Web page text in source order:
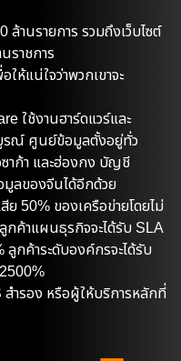
านรายการ รวมถึงเว็บไซต์
ราชการ
ห้แน่ใจว่าพวกเขาจะ
ใช้งานฮาร์ดแวร์และ
รณ์ ศูนย์ข้อมูลตั้งอยู่ทั่ว
ซาก้า และฮ่องกง บัญชี
ลของจีนได้อีกด้วย
50% ของเครือข่ายโดยไม่
กค้าแผนธุรกิจจะได้รับ SLA
กค้าระดับองค์กรจะได้รับ
สำรอง หรือผู้ให้บริการหลักที่